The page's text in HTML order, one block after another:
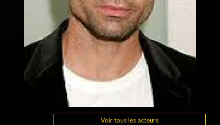
Voir tous les acteurs